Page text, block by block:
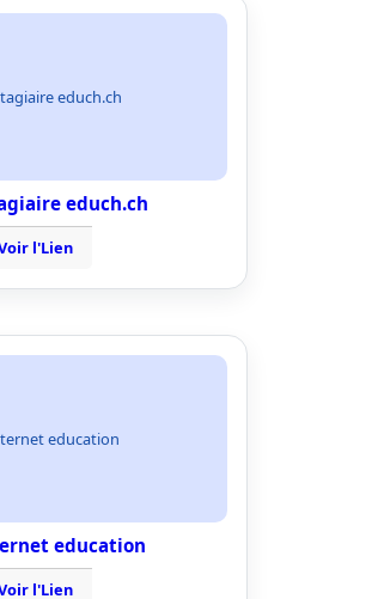
educh.ch
educh.ch
l'Lien
education
education
l'Lien